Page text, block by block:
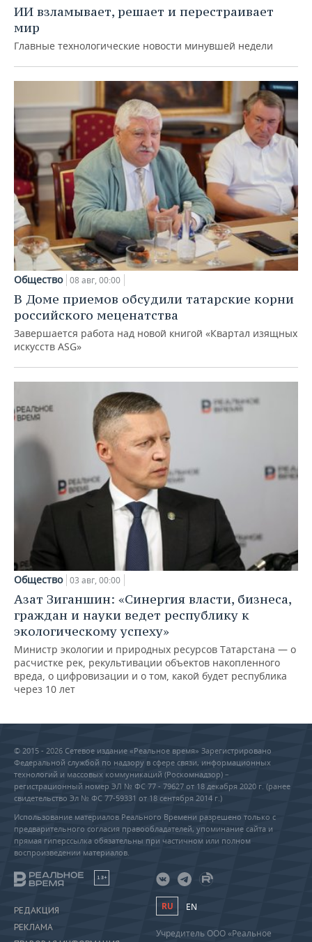
ИИ взламывает, решает и перестраивает
мир
Главные технологические новости минувшей недели
Общество 08 авг, 00:00
В Доме приемов обсудили татарские корни
российского меценатства
Завершается работа над новой книгой «Квартал изящных
искусств ASG»
Общество 03 авг, 00:00
Азат Зиганшин: «Синергия власти, бизнеса,
граждан и науки ведет республику к
экологическому успеху»
Министр экологии и природных ресурсов Татарстана — о
расчистке рек, рекультивации объектов накопленного
вреда, о цифровизации и о том, какой будет республика
через 10 лет
© 2015 - 2026 Сетевое издание «Реальное время» Зарегистрировано
Федеральной службой по надзору в сфере связи, информационных
технологий и массовых коммуникаций (Роскомнадзор) –
регистрационный номер ЭЛ № ФС 77 - 79627 от 18 декабря 2020 г. (ранее
свидетельство Эл № ФС 77-59331 от 18 сентября 2014 г.)
Использование материалов Реального Времени разрешено только с
предварительного согласия правообладателей, упоминание сайта и
прямая гиперссылка обязательны при частичном или полном
воспроизведении материалов.
18+
РЕДАКЦИЯ
РЕКЛАМА
RU EN
Учредитель ООО «Реальное